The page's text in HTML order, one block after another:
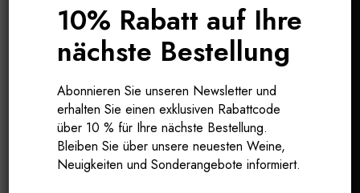
10% Rabatt auf Ihre
nächste Bestellung
Abonnieren Sie unseren Newsletter und
erhalten Sie einen exklusiven Rabattcode
über 10 % für Ihre nächste Bestellung.
Bleiben Sie über unsere neuesten Weine,
Neuigkeiten und Sonderangebote informiert.